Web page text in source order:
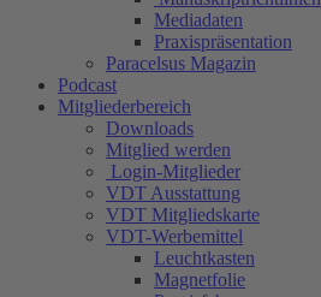
Mediadaten
Praxispräsentation
Paracelsus Magazin
Podcast
Mitgliederbereich
Downloads
Mitglied werden
Login-Mitglieder
VDT Ausstattung
VDT Mitgliedskarte
VDT-Werbemittel
Leuchtkasten
Magnetfolie